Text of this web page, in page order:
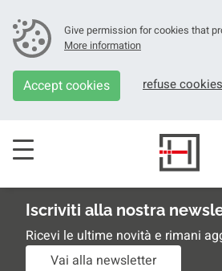
Give permission for cookies that
More information
Accept cookies refuse cookies
Iscriviti alla nostra
Ricevi le ultime novità e rimani
Vai alla newsletter